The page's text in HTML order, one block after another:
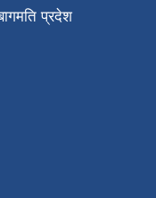
प्रदेश